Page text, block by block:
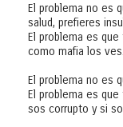
El problema no es
salud, prefieres
El problema es
como mafia los ves.
El problema no es
El problema es
sos corrupto y si